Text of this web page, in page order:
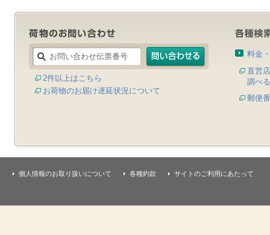
2件以上はこちら
お荷物のお届け遅延状況について
料金
直営
調べる
郵便
個人情報のお取り扱いについて 各種約款 サイトのご利用にあたって